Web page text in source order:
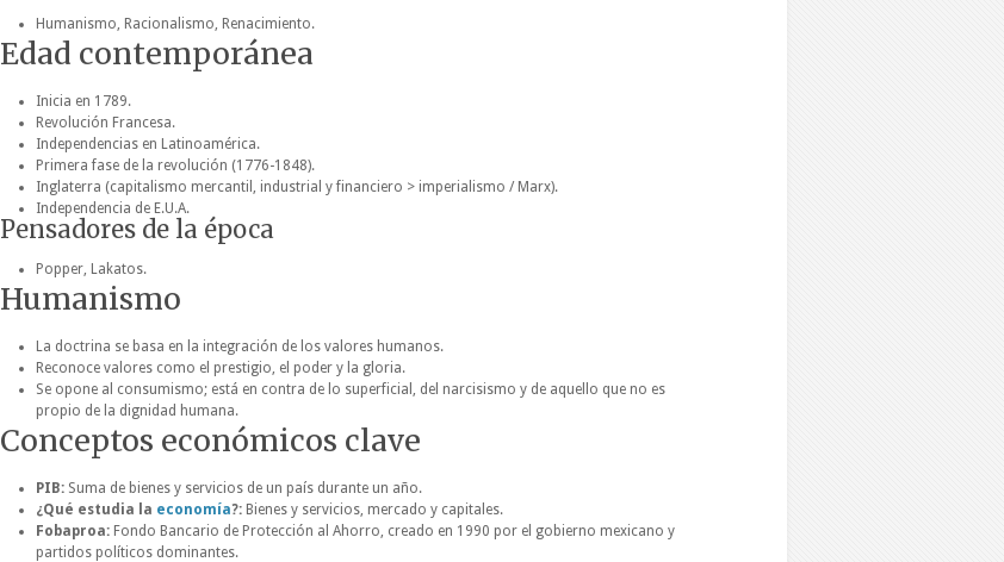
Humanismo, Racionalismo, Renacimiento.
Edad contemporánea
Inicia en 1789.
Revolución Francesa.
Independencias en Latinoamérica.
Primera fase de la revolución (1776-1848).
Inglaterra (capitalismo mercantil, industrial y financiero > imperialismo / Marx).
Independencia de E.U.A.
Pensadores de la época
Popper, Lakatos.
Humanismo
La doctrina se basa en la integración de los valores humanos.
Reconoce valores como el prestigio, el poder y la gloria.
Se opone al consumismo; está en contra de lo superficial, del narcisismo y de aquello que no es
propio de la dignidad humana.
Conceptos económicos clave
PIB: Suma de bienes y servicios de un país durante un año.
¿Qué estudia la economía?: Bienes y servicios, mercado y capitales.
Fobaproa: Fondo Bancario de Protección al Ahorro, creado en 1990 por el gobierno mexicano y
partidos políticos dominantes.